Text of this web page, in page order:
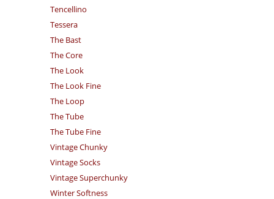
Tencellino
Tessera
The Bast
The Core
The Look
The Look Fine
The Loop
The Tube
The Tube Fine
Vintage Chunky
Vintage Socks
Vintage Superchunky
Winter Softness